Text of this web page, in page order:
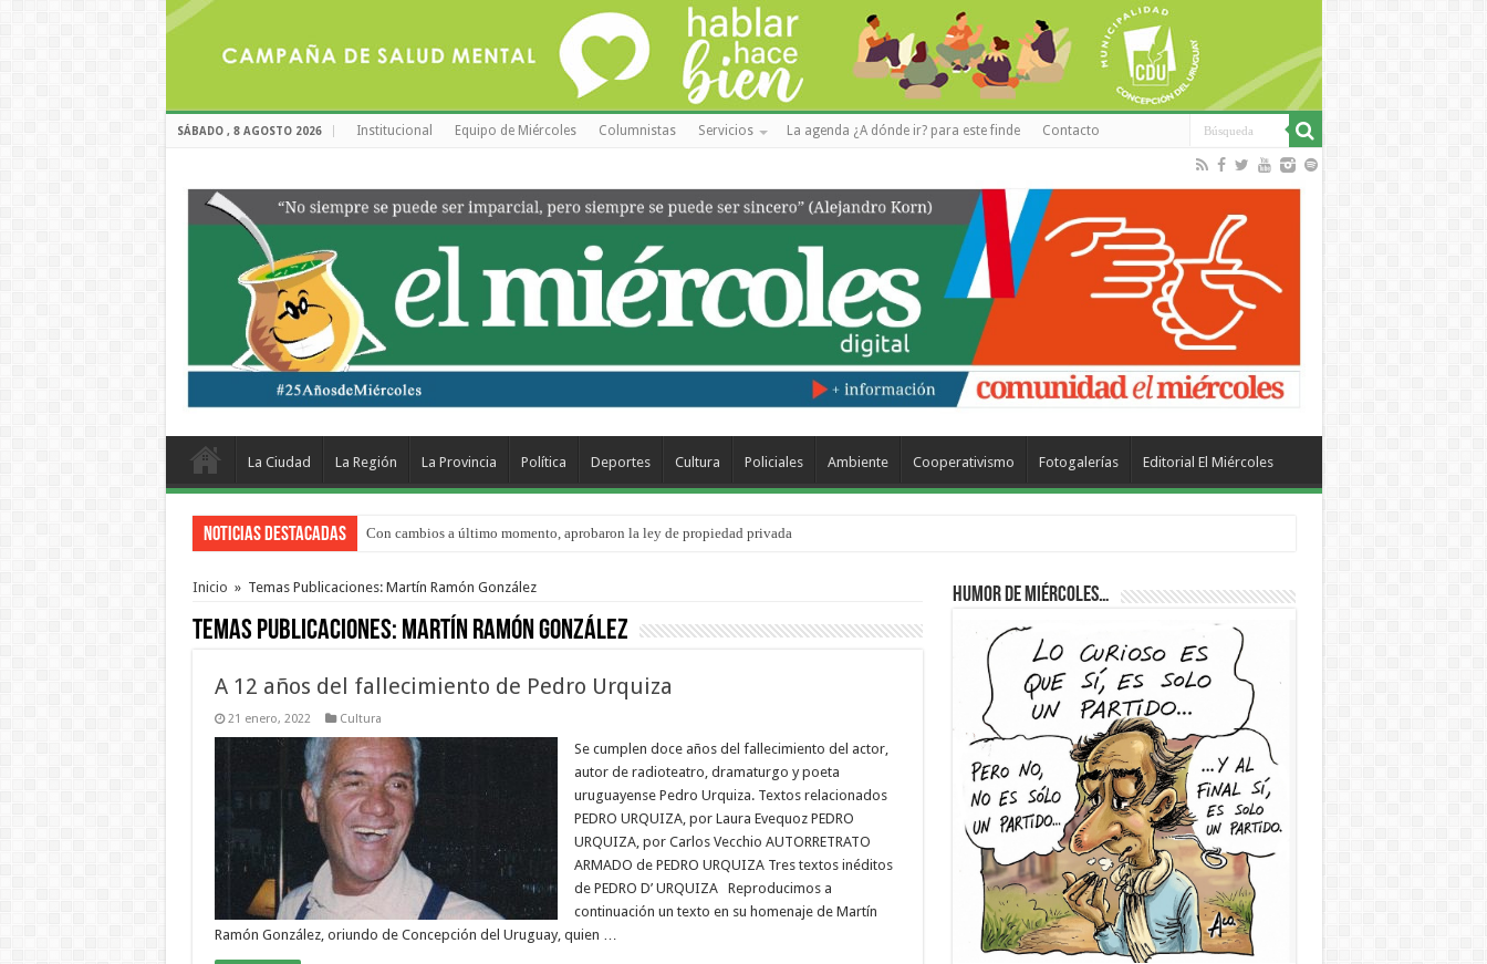
SÁBADO , 8 AGOSTO 2026 Institucional Equipo de Miércoles Columnistas Servicios La agenda ¿A dónde ir? para este finde Contacto
La Ciudad La Región La Provincia Política Deportes Cultura Policiales Ambiente Cooperativismo Fotogalerías Editorial El Miércoles
Noticias Destacadas Con cambios a último momento, aprobaron la ley de propiedad privada
Adopción en Entre Ríos: el 35% de los 90 niños, niñas y adolescentes que esperan una familia tiene CUD
Inicio » Temas Publicaciones: Martín Ramón González
Temas Publicaciones: Martín Ramón González
A 12 años del fallecimiento de Pedro Urquiza
21 enero, 2022 Cultura
Se cumplen doce años del fallecimiento del actor,
autor de radioteatro, dramaturgo y poeta
uruguayense Pedro Urquiza. Textos relacionados
PEDRO URQUIZA, por Laura Evequoz PEDRO
URQUIZA, por Carlos Vecchio AUTORRETRATO
ARMADO de PEDRO URQUIZA Tres textos inéditos
de PEDRO D’ URQUIZA Reproducimos a
continuación un texto en su homenaje de Martín
Ramón González, oriundo de Concepción del Uruguay, quien …
Humor de Miércoles…